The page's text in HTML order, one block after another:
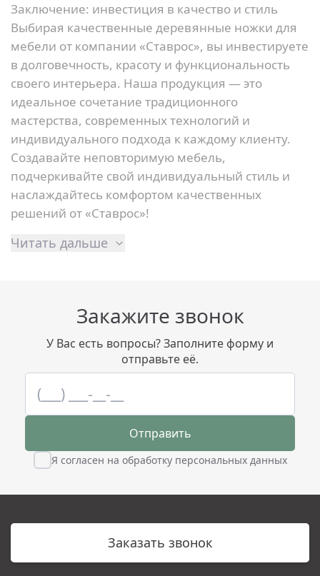
Заключение: инвестиция в качество и стиль
Выбирая качественные деревянные ножки для
мебели от компании «Ставрос», вы инвестируете
в долговечность, красоту и функциональность
своего интерьера. Наша продукция — это
идеальное сочетание традиционного
мастерства, современных технологий и
индивидуального подхода к каждому клиенту.
Создавайте неповторимую мебель,
подчеркивайте свой индивидуальный стиль и
наслаждайтесь комфортом качественных
решений от «Ставрос»!
Читать дальше
Закажите звонок
У Вас есть вопросы? Заполните форму и
отправьте её.
Отправить
Я согласен на обработку персональных данных
Заказать звонок